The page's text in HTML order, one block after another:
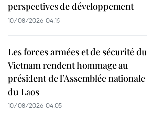
perspectives de développement
10/08/2026 04:15
Les forces armées et de sécurité du
Vietnam rendent hommage au
président de l’Assemblée nationale
du Laos
10/08/2026 04:05